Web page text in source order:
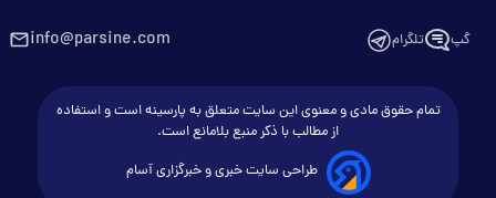
گپ تلگرام info@parsine.com
تمام حقوق مادی و معنوی این سایت متعلق به پارسینه است و استفاده
از مطالب با ذکر منبع بلامانع است.
طراحی سایت خبری و خبرگزاری آسام